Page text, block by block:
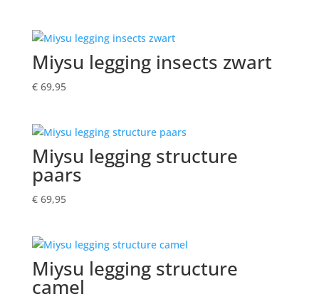
Miysu legging insects zwart
€69,95
Miysu legging structure
paars
€69,95
Miysu legging structure
camel